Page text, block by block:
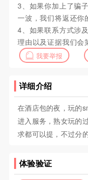
3、如果你加上了骗
一波，我们将返还你
4、如果联系方式涉
理由以及证据我们会
我要举报
详细介绍
在酒店包的夜，玩的
进入服务，熟女玩的
求都可以提，不过分
体验验证